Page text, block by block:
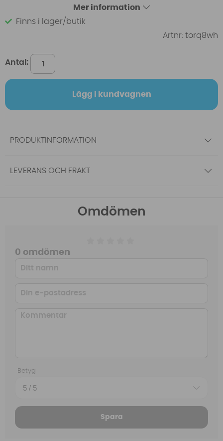
Mer information
Finns i lager/butik
Artnr: torq8wh
Antal:
Lägg i kundvagnen
PRODUKTINFORMATION
LEVERANS OCH FRAKT
Omdömen
0 omdömen
Betyg
Spara